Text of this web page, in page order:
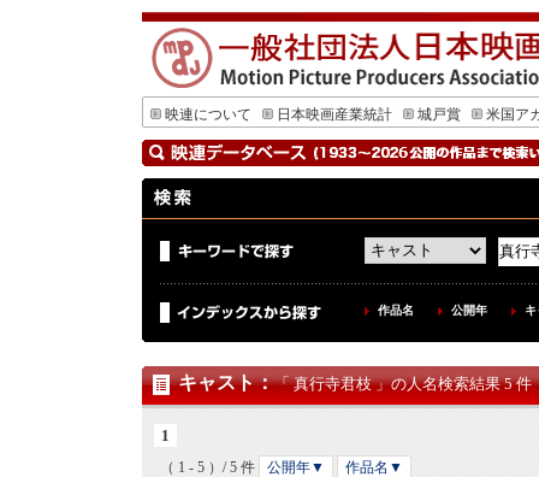
映連について 日本映画産業統計 城戸賞 米国ア
作品名 公開年
キャスト：「 真行寺君枝 」の人名検索結果 5 件
1
（ 1 - 5 ）/ 5 件 公開年▼ 作品名▼